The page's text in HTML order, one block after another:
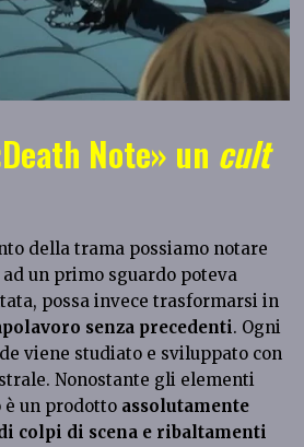
Note» un cult
della trama possiamo notare
un primo sguardo poteva
possa invece trasformarsi in
senza precedenti. Ogni
viene studiato e sviluppato con
Nonostante gli elementi
un prodotto assolutamente
colpi di scena e ribaltamenti